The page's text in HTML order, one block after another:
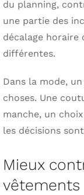
du planning,
une partie des
décalage horaire
différentes.
Dans la mode,
choses. Une
manche, un
les décisions
Mieux
vêtements